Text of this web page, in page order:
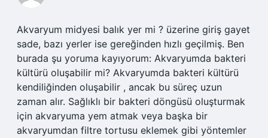
Akvaryum midyesi balık yer mi ? üzerine giriş gayet
sade, bazı yerler ise gereğinden hızlı geçilmiş. Ben
burada şu yoruma kayıyorum: Akvaryumda bakteri
kültürü oluşabilir mi? Akvaryumda bakteri kültürü
kendiliğinden oluşabilir , ancak bu süreç uzun
zaman alır. Sağlıklı bir bakteri döngüsü oluşturmak
için akvaryuma yem atmak veya başka bir
akvaryumdan filtre tortusu eklemek gibi yöntemler